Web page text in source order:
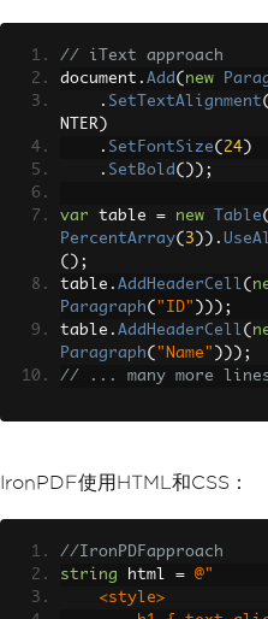
// iText approach
document . Add ( new
. SetTextAlignment(
NTER )
. SetFontSize( 24 )
. SetBold ());
var table = new Table(
PercentArray( 3 )).
();
table . AddHeaderCell(
Paragraph( "ID" )));
table . AddHeaderCell(
Paragraph( "Name" )));
// ... many more
IronPDF使用HTML和CSS：
//IronPDFapproach
string html =
@"
    <style>